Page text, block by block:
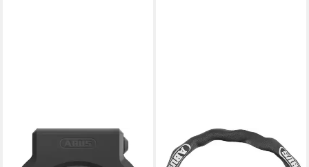
Rahmenschloss 6950M AM R
ABUS
Kettenschloss Yardo 7807F